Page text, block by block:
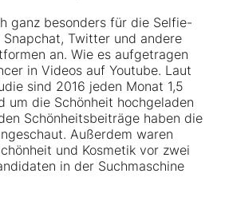
ganz besonders für die Selfie-
Twitter und andere
an. Wie es aufgetragen
in Videos auf Youtube. Laut
sind 2016 jeden Monat 1,5
um die Schönheit hochgeladen
Schönheitsbeiträge haben die
Außerdem waren
und Kosmetik vor zwei
in der Suchmaschine